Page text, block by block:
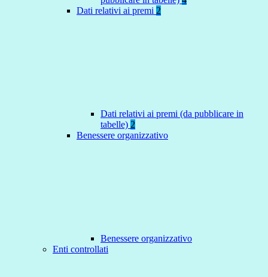
Dati relativi ai premi 2
Dati relativi ai premi (da pubblicare in
tabelle) 2
Benessere organizzativo
Benessere organizzativo
Enti controllati